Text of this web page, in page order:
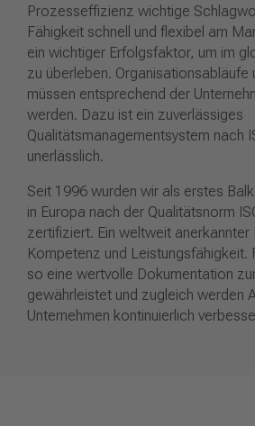
Prozesseffizienz wichtige
Fähigkeit schnell und flexibel am
ein wichtiger Erfolgsfaktor, um im
zu überleben.
müssen entsprechend der
werden. Dazu ist ein zuverlässiges
Qualitätsmanagementsystem nach
unerlässlich.
Seit 1996 wurden wir als erstes
in Europa nach der Qualitätsnorm
zertifiziert. Ein weltweit anerkannter
Kompetenz und Leistungsfähigkeit.
so eine wertvolle Dokumentation
gewährleistet und zugleich werden
Unternehmen kontinuierlich